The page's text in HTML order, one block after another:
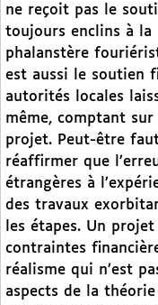
ne reçoit pas le
toujours enclins à la
phalanstère
est aussi le soutien
autorités locales
même, comptant sur
projet. Peut-être
réaffirmer que
étrangères à
des travaux
les étapes. Un
contraintes
réalisme qui n’est
aspects de la